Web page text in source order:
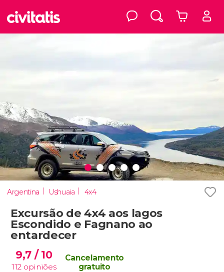
Argentina Ushuaia 4x4
Excursão de 4x4 aos lagos
Escondido e Fagnano ao
entardecer
9,7 / 10
112 opiniões
Cancelamento
gratuito